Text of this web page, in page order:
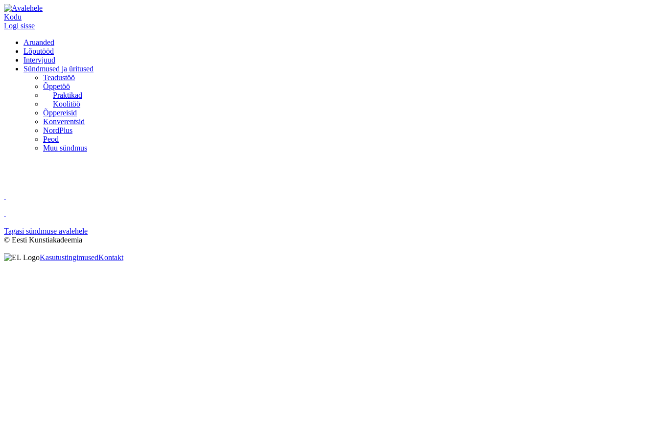
Kodu
Logi sisse
Aruanded
Lõputööd
Intervjuud
Sündmused ja üritused
Teadustöö
Õppetöö
Praktikad
Koolitöö
Õppereisid
Konverentsid
NordPlus
Peod
Muu sündmus
Tagasi sündmuse avalehele
© Eesti Kunstiakadeemia
KasutustingimusedKontakt